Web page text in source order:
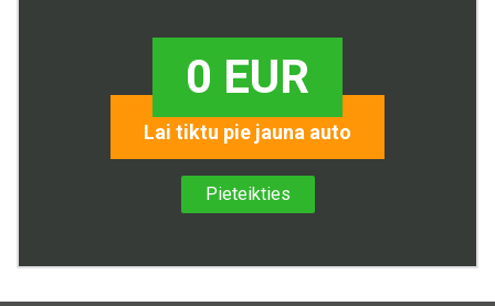
0 EUR
Lai tiktu pie jauna auto
Pieteikties